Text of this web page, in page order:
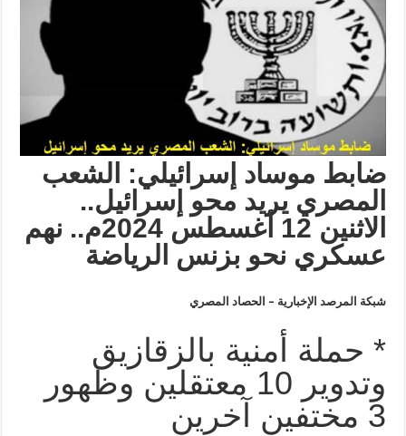
ضابط موساد إسرائيلي: الشعب
المصري يريد محو إسرائيل..
الاثنين 12 أغسطس 2024م..
نهم
عسكري نحو بزنس الرياضة
شبكة المرصد الإخبارية – الحصاد المصري
* حملة أمنية بالزقازيق
وتدوير 10 معتقلين وظهور
3 مختفين آخرين